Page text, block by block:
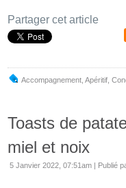
Partager cet article
Accompagnement Apéritif
Toasts de
miel et noix
5 Janvier 2022, 07:51am | Publié